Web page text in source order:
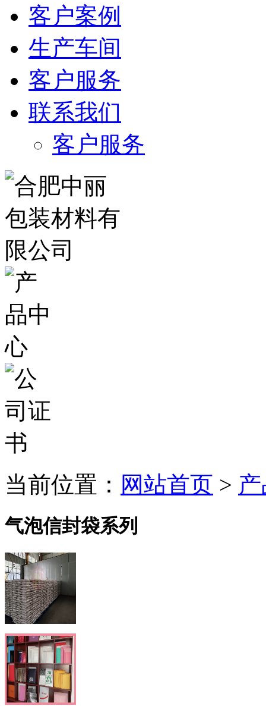
客户案例
生产车间
客户服务
联系我们
客户服务
当前位置： 网站首页 >
气泡信封袋系列